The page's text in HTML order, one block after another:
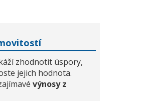
zhodnotit úspory,
jejich hodnota.
výnosy z